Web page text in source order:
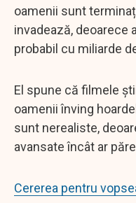
oamenii sunt
invadează, deoarece
probabil cu miliarde
El spune că filmele
oamenii înving
sunt nerealiste,
avansate încât ar
Cererea pentru